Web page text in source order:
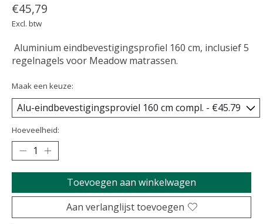
€45,79
Excl. btw
Aluminium eindbevestigingsprofiel 160 cm, inclusief 5
regelnagels voor Meadow matrassen.
Maak een keuze:
Hoeveelheid:
Toevoegen aan winkelwagen
Aan verlanglijst toevoegen